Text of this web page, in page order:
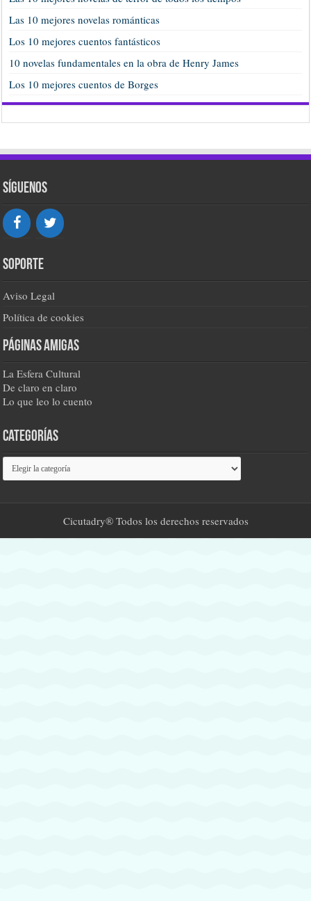
Las 10 mejores novelas románticas
Los 10 mejores cuentos fantásticos
10 novelas fundamentales en la obra de Henry James
Los 10 mejores cuentos de Borges
Síguenos
Soporte
Aviso Legal
Política de cookies
Páginas amigas
La Esfera Cultural
De claro en claro
Lo que leo lo cuento
Categorías
Categorías
Cicutadry® Todos los derechos reservados